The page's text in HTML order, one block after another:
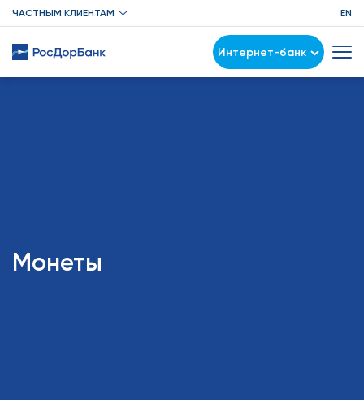
ЧАСТНЫМ КЛИЕНТАМ EN
Интернет-банк
Монеты